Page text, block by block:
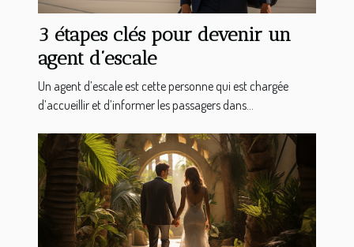
3 étapes clés pour devenir un
agent d’escale
Un agent d’escale est cette personne qui est chargée
d’accueillir et d’informer les passagers dans...